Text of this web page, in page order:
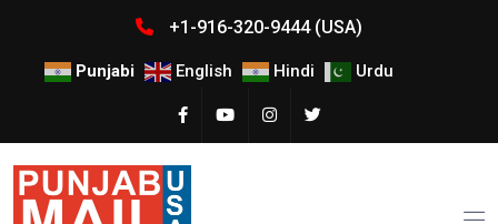
+1-916-320-9444 (USA)
Punjabi English Hindi Urdu